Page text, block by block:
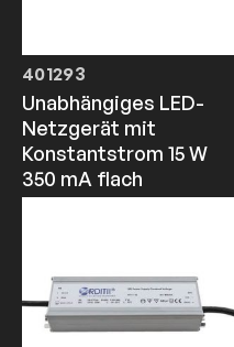
401293
Unabhängiges LED-
Netzgerät mit
Konstantstrom 15 W
350 mA flach